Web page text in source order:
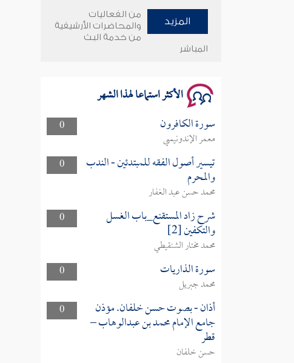
وأمنهم من خوف 9
سلسلة محاضرات نفحات رمضانية
المزيد
من الفعاليات
والمحاضرات الأرشيفية
من خدمة البث
المباشر
الأكثر استماعا لهذا الشهر
0 سورة الكافرون
معمر الإندونيسي
0
تيسير أصول الفقه للمبتدئين - الندب
والمحرم
محمد حسن عبد الغفار
0
شرح زاد المستقنع_باب الغسل
والتكفين [2]
محمد مختار الشنقيطي
0
سورة الذاريات
محمد جبريل
0
أذان - بصوت حسن خلفان. مؤذن
جامع الإمام محمد بن عبدالوهاب –
قطر
حسن خلفان